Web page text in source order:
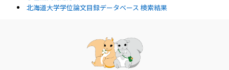
北海道大学学位論文目録データベース 検索結果